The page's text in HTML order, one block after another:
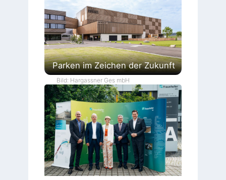
Parken im Zeichen der Zukunft
Bild: Hargassner Ges mbH